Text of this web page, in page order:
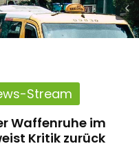
Stream
Waffenruhe im
Kritik zurück